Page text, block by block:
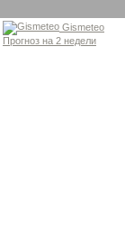
Gismeteo
Прогноз на 2 недели